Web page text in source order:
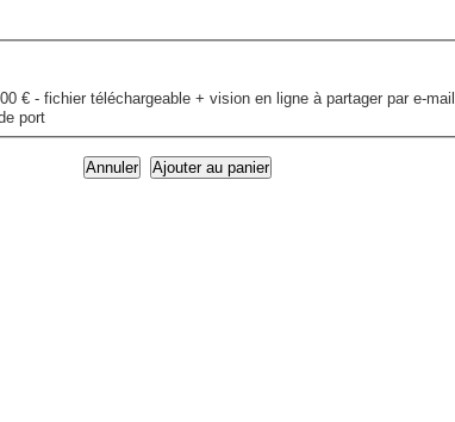
€ - fichier téléchargeable + vision en ligne à partager par e-mail
port